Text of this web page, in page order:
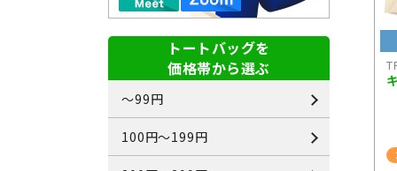
トートバッグを
価格帯から選ぶ
～99円
100円～199円